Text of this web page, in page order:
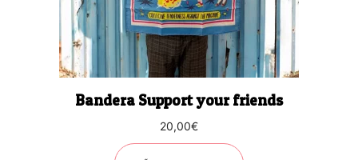
Bandera Support your friends
20,00€